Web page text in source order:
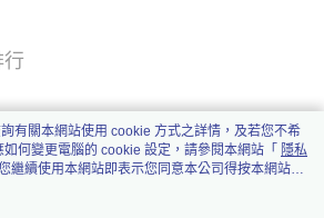
行
有關本網站使用 cookie 方式之詳情，及若您不希
何變更電腦的 cookie 設定，請參閱本網站「 隱私
繼續使用本網站即表示您同意本公司得按本網站使
。